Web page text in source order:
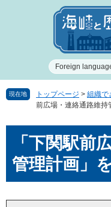
で
ば
Foreign
現在地 トップページ > 組織で
前広場・連絡通路維持
「下関駅前
管理計画」